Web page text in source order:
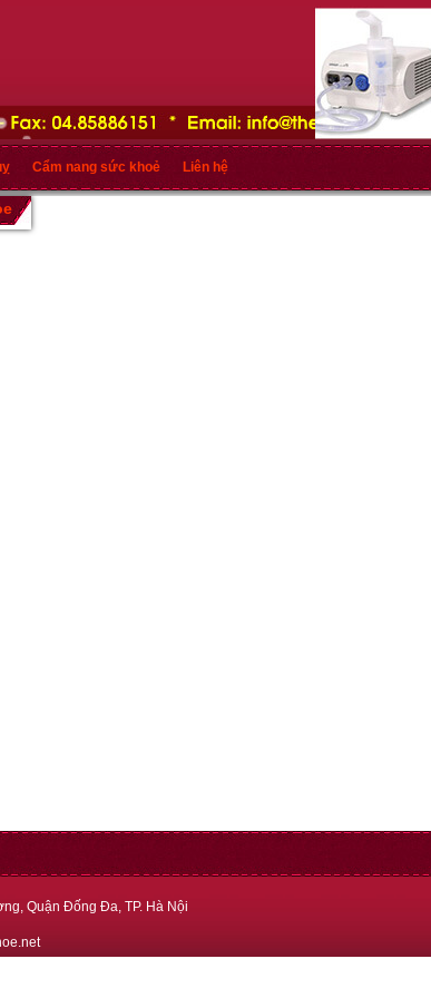
Cẩm nang sức khoẻ Liên hệ
Quận Đống Đa, TP. Hà Nội